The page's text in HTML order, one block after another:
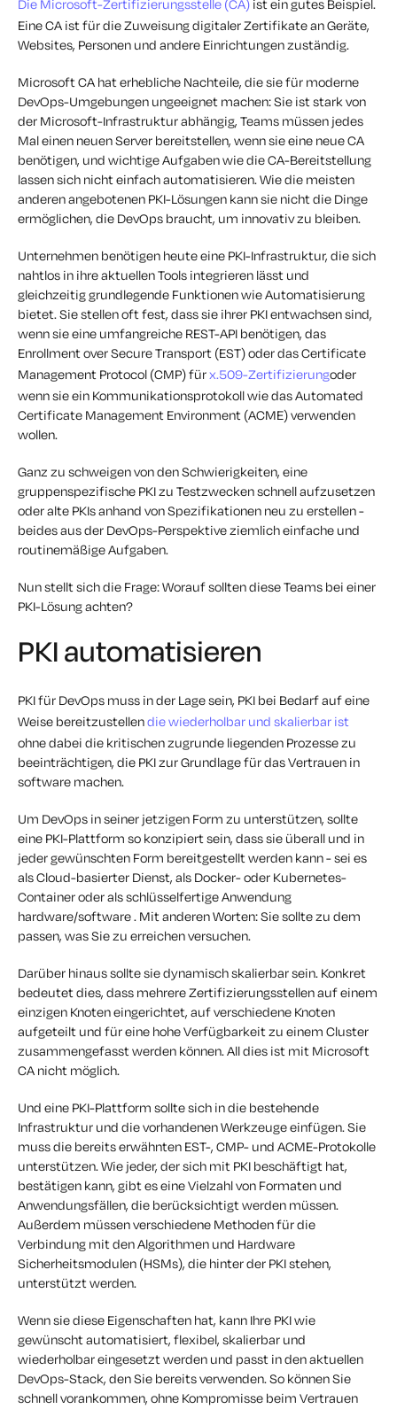
Die Microsoft-Zertifizierungsstelle (CA) ist ein gutes Beispiel.
Eine CA ist für die Zuweisung digitaler Zertifikate an Geräte,
Websites, Personen und andere Einrichtungen zuständig.
Microsoft CA hat erhebliche Nachteile, die sie für moderne
DevOps-Umgebungen ungeeignet machen: Sie ist stark von
der Microsoft-Infrastruktur abhängig, Teams müssen jedes
Mal einen neuen Server bereitstellen, wenn sie eine neue CA
benötigen, und wichtige Aufgaben wie die CA-Bereitstellung
lassen sich nicht einfach automatisieren. Wie die meisten
anderen angebotenen PKI-Lösungen kann sie nicht die Dinge
ermöglichen, die DevOps braucht, um innovativ zu bleiben.
Unternehmen benötigen heute eine PKI-Infrastruktur, die sich
nahtlos in ihre aktuellen Tools integrieren lässt und
gleichzeitig grundlegende Funktionen wie Automatisierung
bietet. Sie stellen oft fest, dass sie ihrer PKI entwachsen sind,
wenn sie eine umfangreiche REST-API benötigen, das
Enrollment over Secure Transport (EST) oder das Certificate
Management Protocol (CMP) fürx.509-Zertifizierungoder
wenn sie ein Kommunikationsprotokoll wie das Automated
Certificate Management Environment (ACME) verwenden
wollen.
Ganz zu schweigen von den Schwierigkeiten, eine
gruppenspezifische PKI zu Testzwecken schnell aufzusetzen
oder alte PKIs anhand von Spezifikationen neu zu erstellen -
beides aus der DevOps-Perspektive ziemlich einfache und
routinemäßige Aufgaben.
Nun stellt sich die Frage: Worauf sollten diese Teams bei einer
PKI-Lösung achten?
PKI automatisieren
PKI für DevOps muss in der Lage sein, PKI bei Bedarf auf eine
Weise bereitzustellendie wiederholbar und skalierbar ist
ohne dabei die kritischen zugrunde liegenden Prozesse zu
beeinträchtigen, die PKI zur Grundlage für das Vertrauen in
software machen.
Um DevOps in seiner jetzigen Form zu unterstützen, sollte
eine PKI-Plattform so konzipiert sein, dass sie überall und in
jeder gewünschten Form bereitgestellt werden kann - sei es
als Cloud-basierter Dienst, als Docker- oder Kubernetes-
Container oder als schlüsselfertige Anwendung
hardware/software . Mit anderen Worten: Sie sollte zu dem
passen, was Sie zu erreichen versuchen.
Darüber hinaus sollte sie dynamisch skalierbar sein. Konkret
bedeutet dies, dass mehrere Zertifizierungsstellen auf einem
einzigen Knoten eingerichtet, auf verschiedene Knoten
aufgeteilt und für eine hohe Verfügbarkeit zu einem Cluster
zusammengefasst werden können. All dies ist mit Microsoft
CA nicht möglich.
Und eine PKI-Plattform sollte sich in die bestehende
Infrastruktur und die vorhandenen Werkzeuge einfügen. Sie
muss die bereits erwähnten EST-, CMP- und ACME-Protokolle
unterstützen. Wie jeder, der sich mit PKI beschäftigt hat,
bestätigen kann, gibt es eine Vielzahl von Formaten und
Anwendungsfällen, die berücksichtigt werden müssen.
Außerdem müssen verschiedene Methoden für die
Verbindung mit den Algorithmen und Hardware
Sicherheitsmodulen (HSMs), die hinter der PKI stehen,
unterstützt werden.
Wenn sie diese Eigenschaften hat, kann Ihre PKI wie
gewünscht automatisiert, flexibel, skalierbar und
wiederholbar eingesetzt werden und passt in den aktuellen
DevOps-Stack, den Sie bereits verwenden. So können Sie
schnell vorankommen, ohne Kompromisse beim Vertrauen